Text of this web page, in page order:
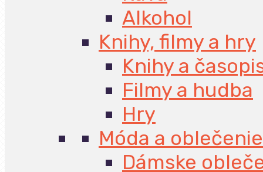
Alkohol
Knihy, filmy a hry
Knihy a
Filmy a hudba
Hry
Móda a oblečenie
Dámske